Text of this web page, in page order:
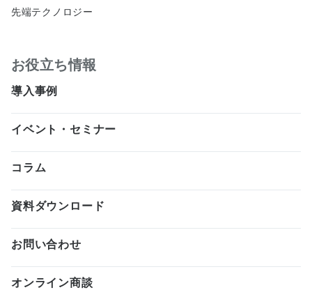
先端テクノロジー
お役立ち情報
導入事例
イベント・セミナー
コラム
資料ダウンロード
お問い合わせ
オンライン商談